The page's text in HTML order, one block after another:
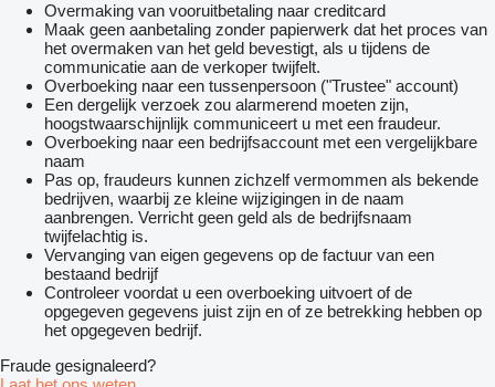
Overmaking van vooruitbetaling naar creditcard
Maak geen aanbetaling zonder papierwerk dat het proces van
het overmaken van het geld bevestigt, als u tijdens de
communicatie aan de verkoper twijfelt.
Overboeking naar een tussenpersoon ("Trustee" account)
Een dergelijk verzoek zou alarmerend moeten zijn,
hoogstwaarschijnlijk communiceert u met een fraudeur.
Overboeking naar een bedrijfsaccount met een vergelijkbare
naam
Pas op, fraudeurs kunnen zichzelf vermommen als bekende
bedrijven, waarbij ze kleine wijzigingen in de naam
aanbrengen. Verricht geen geld als de bedrijfsnaam
twijfelachtig is.
Vervanging van eigen gegevens op de factuur van een
bestaand bedrijf
Controleer voordat u een overboeking uitvoert of de
opgegeven gegevens juist zijn en of ze betrekking hebben op
het opgegeven bedrijf.
Fraude gesignaleerd?